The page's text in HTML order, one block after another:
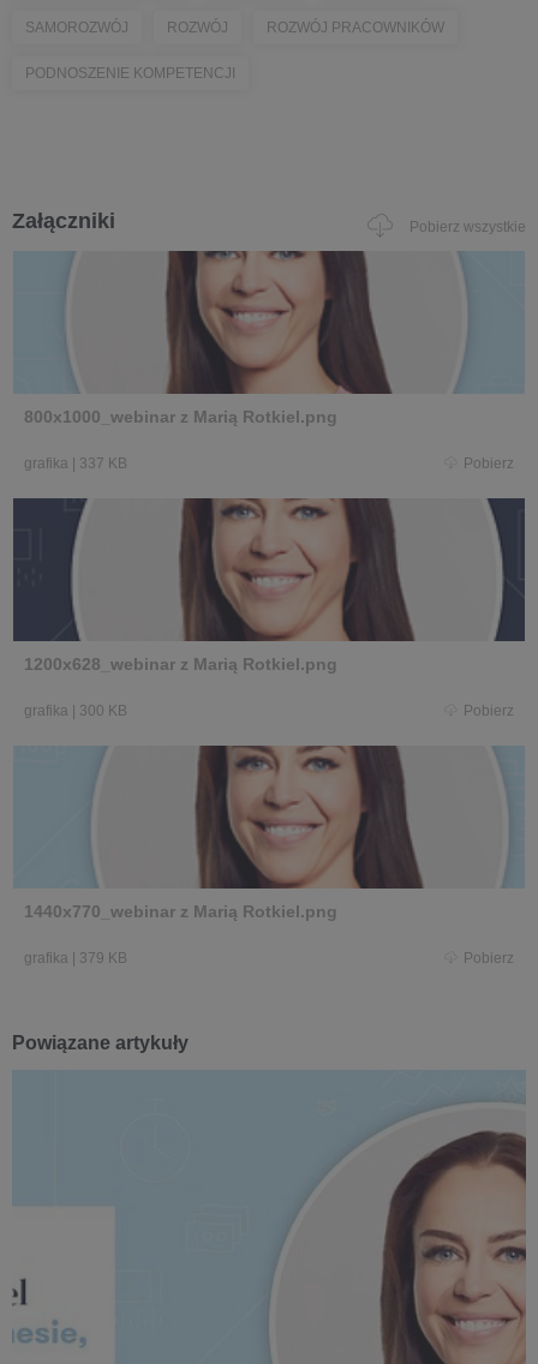
SAMOROZWÓJ ROZWÓJ ROZWÓJ PRACOWNIKÓW
PODNOSZENIE KOMPETENCJI
Załączniki Pobierz wszystkie
800x1000_webinar z Marią Rotkiel.png
grafika 337 KB Pobierz
1200x628_webinar z Marią Rotkiel.png
grafika 300 KB Pobierz
1440x770_webinar z Marią Rotkiel.png
grafika 379 KB Pobierz
Powiązane artykuły